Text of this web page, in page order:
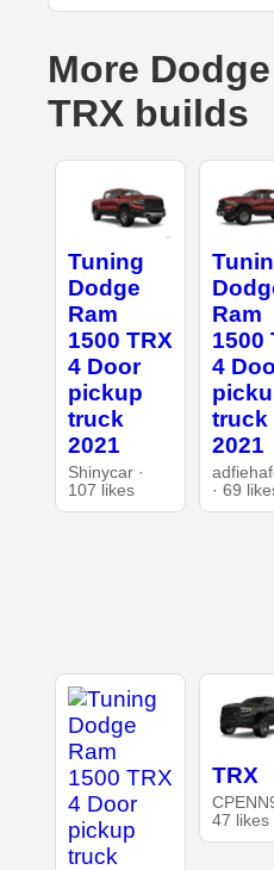
More
TRX builds
Tuning
Dodge
Ram
1500 TRX
4 Door
pickup
truck
2021
Shinycar ·
107 likes
Ram
1500
4
truck
2021
· 69
TRX
47 likes